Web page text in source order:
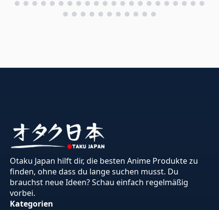
Otaku Japan hilft dir, die besten Anime Produkte zu
finden, ohne dass du lange suchen musst. Du
brauchst neue Ideen? Schau einfach regelmäßig
vorbei.
Kategorien